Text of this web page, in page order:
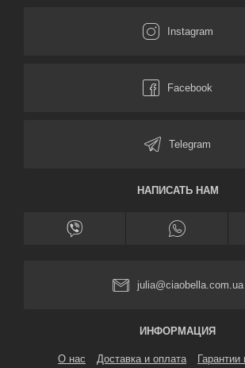
НАПИСАТЬ НАМ
julia@ciaobella.com.ua
ИНФОРМАЦИЯ
О нас Доставка и оплата Гарантии